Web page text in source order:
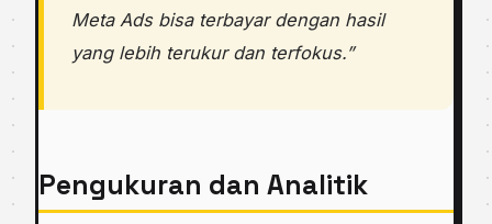
Meta Ads bisa terbayar dengan hasil
yang lebih terukur dan terfokus.”
Pengukuran dan Analitik